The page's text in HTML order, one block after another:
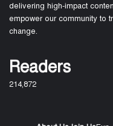
delivering high-impact
empower our community to
change.
Readers
214,872